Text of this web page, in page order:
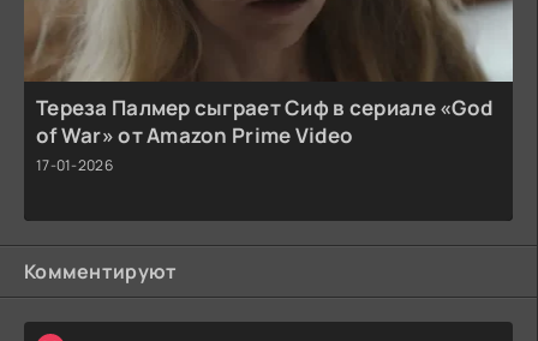
Тереза Палмер сыграет Сиф в сериале «God
of War» от Amazon Prime Video
17-01-2026
Комментируют